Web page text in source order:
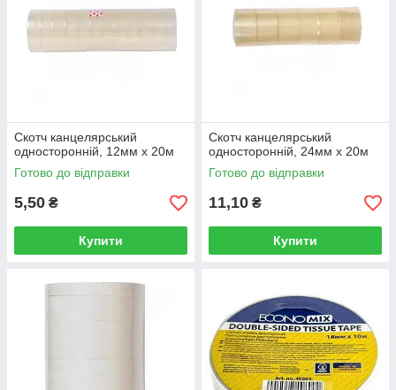
Скотч канцелярський
односторонній, 12мм х 20м
Готово до відправки
5,50 ₴
Купити
Скотч канцелярський
односторонній, 24мм х 20м
Готово до відправки
11,10 ₴
Купити